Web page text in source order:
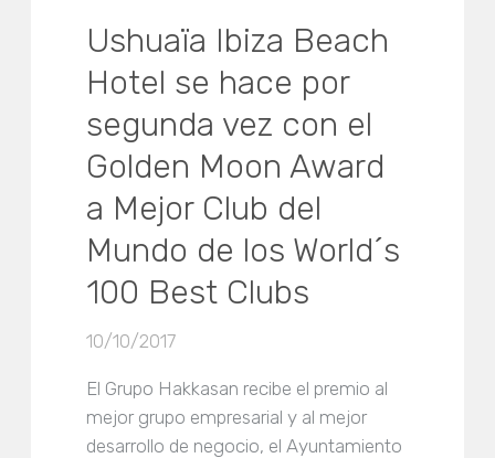
Ushuaïa Ibiza Beach
Hotel se hace por
segunda vez con el
Golden Moon Award
a Mejor Club del
Mundo de los World´s
100 Best Clubs
10/10/2017
El Grupo Hakkasan recibe el premio al
mejor grupo empresarial y al mejor
desarrollo de negocio, el Ayuntamiento